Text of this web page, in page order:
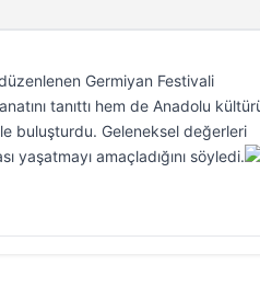
Germiyan Festivali
tanıttı hem de Anadolu
buluşturdu. Geleneksel değerleri
yaşatmayı amaçladığını söyledi.